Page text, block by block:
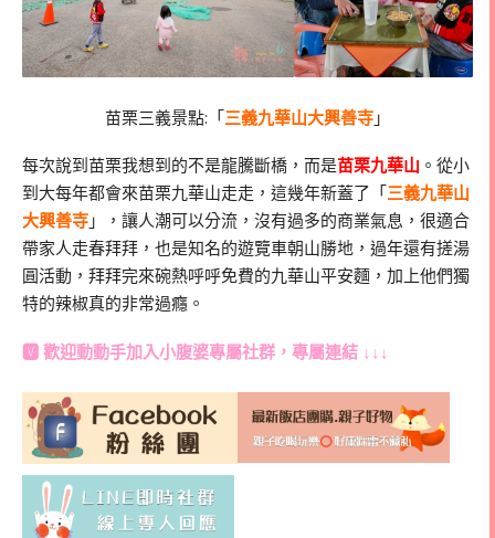
苗栗三義景點:「三義九華山大興善寺 」
每次說到苗栗我想到的不是龍騰斷橋，而是苗栗九華山 。從小
到大每年都會來苗栗九華山走走，這幾年新蓋了「三義九華山
大興善寺 」，讓人潮可以分流，沒有過多的商業氣息，很適合
帶家人走春拜拜，也是知名的遊覽車朝山勝地，過年還有搓湯
圓活動，拜拜完來碗熱呼呼免費的九華山平安麵，加上他們獨
特的辣椒真的非常過癮。
🆅 歡迎動動手加入小腹婆專屬社群 ，專屬連結 ↓↓↓